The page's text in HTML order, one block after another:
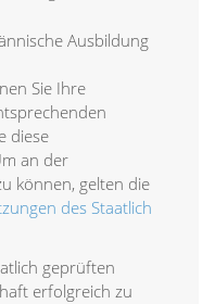
Ausbildung
Sie Ihre
diese
an der
können, gelten die
des Staatlich
geprüften
erfolgreich zu